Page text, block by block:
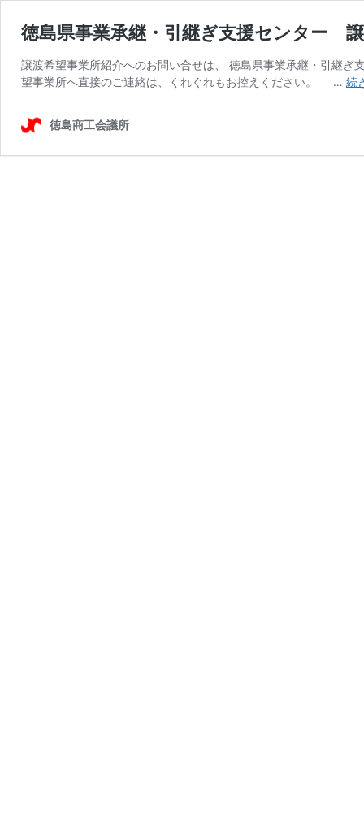
徳島県事業承継・引継ぎ支援センター
譲渡希望事業所紹介へのお問い合せは、 徳島県事業承継・引継
望事業所へ直接のご連絡は、くれぐれもお控えください。 … 続
徳島商工会議所